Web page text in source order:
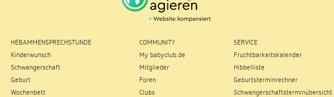
HEBAMMENSPRECHSTUNDE
Kinderwunsch
Schwangerschaft
Geburt
Wochenbett
COMMUNITY
My babyclub.de
Mitglieder
Foren
Clubs
SERVICE
Fruchtbarkeitskalender
Hibbelliste
Geburtsterminrechner
Schwangerschaftsterminübersicht